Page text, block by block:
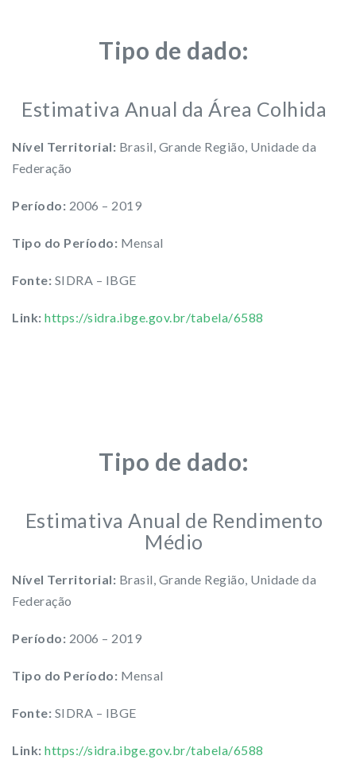
Tipo de dado:
Estimativa Anual da Área Colhida
Nível Territorial: Brasil, Grande Região, Unidade da
Federação
Período: 2006 – 2019
Tipo do Período: Mensal
Fonte: SIDRA – IBGE
Link: https://sidra.ibge.gov.br/tabela/6588
Tipo de dado:
Estimativa Anual de Rendimento
Médio
Nível Territorial: Brasil, Grande Região, Unidade da
Federação
Período: 2006 – 2019
Tipo do Período: Mensal
Fonte: SIDRA – IBGE
Link: https://sidra.ibge.gov.br/tabela/6588